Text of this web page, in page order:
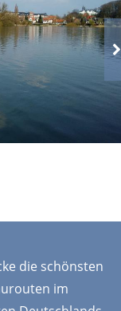
die schönsten
im